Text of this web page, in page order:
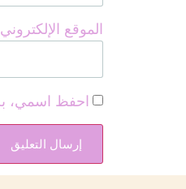
الموقع الإلكتروني
احفظ اسمي،